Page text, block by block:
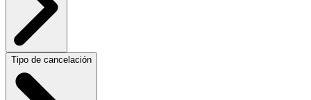
Tipo de cancelación